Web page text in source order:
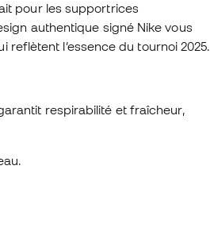
pour les supportrices
authentique signé Nike vous
reflètent l’essence du tournoi 2025.
respirabilité et fraîcheur,